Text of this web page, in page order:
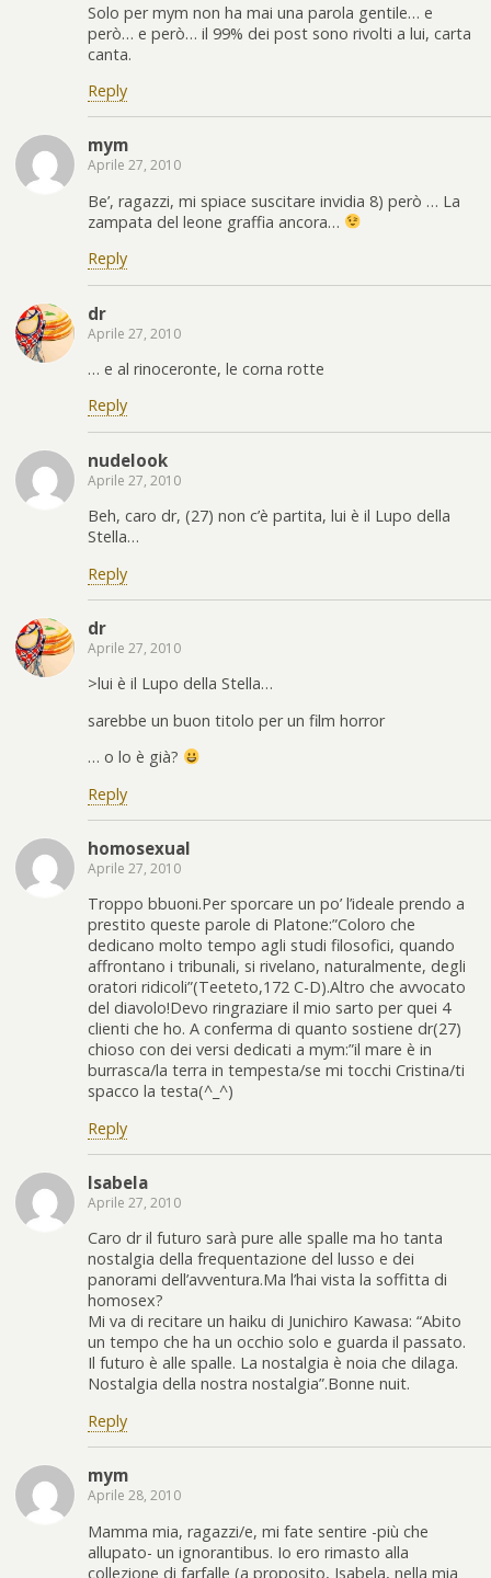
Solo per mym non ha mai una parola gentile… e
però… e però… il 99% dei post sono rivolti a lui, carta
canta.
Reply
mym
Aprile 27, 2010
Be’, ragazzi, mi spiace suscitare invidia 8) però … La
zampata del leone graffia ancora…
Reply
dr
Aprile 27, 2010
… e al rinoceronte, le corna rotte
Reply
nudelook
Aprile 27, 2010
Beh, caro dr, (27) non c’è partita, lui è il Lupo della
Stella…
Reply
dr
Aprile 27, 2010
>lui è il Lupo della Stella…
sarebbe un buon titolo per un film horror
… o lo è già?
Reply
homosexual
Aprile 27, 2010
Troppo bbuoni.Per sporcare un po’ l’ideale prendo a
prestito queste parole di Platone:”Coloro che
dedicano molto tempo agli studi filosofici, quando
affrontano i tribunali, si rivelano, naturalmente, degli
oratori ridicoli”(Teeteto,172 C-D).Altro che avvocato
del diavolo!Devo ringraziare il mio sarto per quei 4
clienti che ho. A conferma di quanto sostiene dr(27)
chioso con dei versi dedicati a mym:”il mare è in
burrasca/la terra in tempesta/se mi tocchi Cristina/ti
spacco la testa(^_^)
Reply
Isabela
Aprile 27, 2010
Caro dr il futuro sarà pure alle spalle ma ho tanta
nostalgia della frequentazione del lusso e dei
panorami dell’avventura.Ma l’hai vista la soffitta di
homosex?
Mi va di recitare un haiku di Junichiro Kawasa: “Abito
un tempo che ha un occhio solo e guarda il passato.
Il futuro è alle spalle. La nostalgia è noia che dilaga.
Nostalgia della nostra nostalgia”.Bonne nuit.
Reply
mym
Aprile 28, 2010
Mamma mia, ragazzi/e, mi fate sentire -più che
allupato- un ignorantibus. Io ero rimasto alla
collezione di farfalle (a proposito, Isabela, nella mia